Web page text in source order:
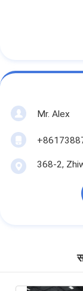
Mr. Alex
368-2,